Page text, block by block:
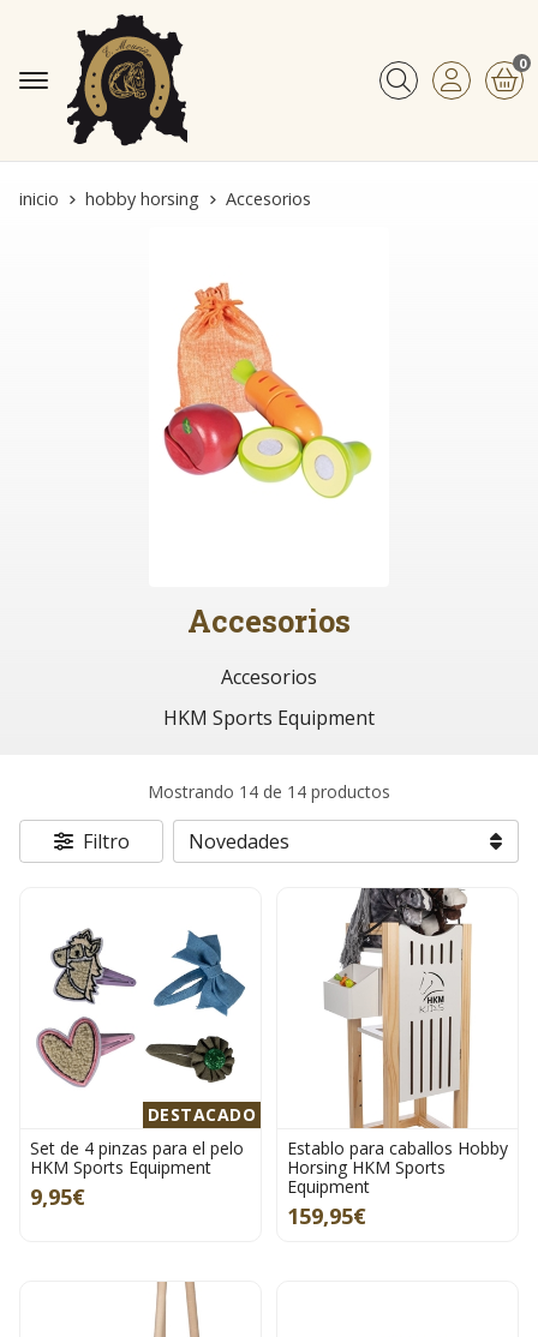
Buscar
0
inicio hobby horsing Accesorios
Accesorios
Accesorios
HKM Sports Equipment
Mostrando 14 de 14 productos
Filtro
DESTACADO
Set de 4 pinzas para el pelo
HKM Sports Equipment
9,95€
Establo para caballos Hobby
Horsing HKM Sports
Equipment
159,95€